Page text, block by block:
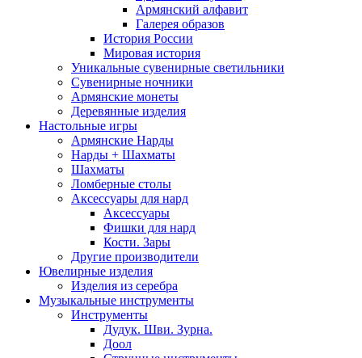
Армянский алфавит
Галерея образов
История России
Мировая история
Уникальные сувенирные светильники
Сувенирные ночники
Армянские монеты
Деревянные изделия
Настольные игры
Армянские Нарды
Нарды + Шахматы
Шахматы
Ломберные столы
Аксессуары для нард
Аксессуары
Фишки для нард
Кости. Зары
Другие производители
Ювелирные изделия
Изделия из серебра
Музыкальные инструменты
Инструменты
Дудук. Шви. Зурна.
Доол